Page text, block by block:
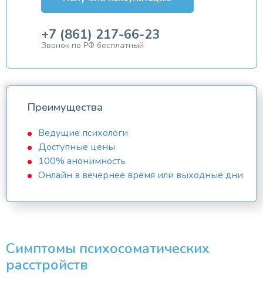
+7 (861) 217-66-23
Звонок по РФ бесплатный
Преимущества
Ведущие психологи
Доступные цены
100% анонимность
Онлайн в вечернее время или выходные дни
Симптомы психосоматических
расстройств